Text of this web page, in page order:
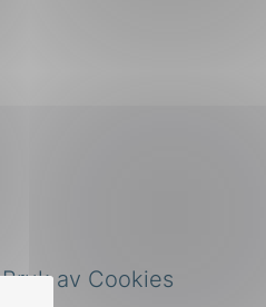
Bruk av Cookies